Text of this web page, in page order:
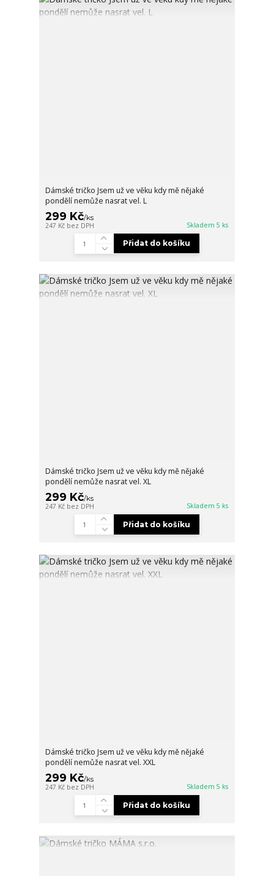
Dámské tričko Jsem už ve věku kdy mě nějaké
pondělí nemůže nasrat vel. L
299 Kč/ks
247 Kč bez DPH Skladem 5 ks
Přidat do košíku
Dámské tričko Jsem už ve věku kdy mě nějaké
pondělí nemůže nasrat vel. XL
299 Kč/ks
247 Kč bez DPH Skladem 5 ks
Přidat do košíku
Dámské tričko Jsem už ve věku kdy mě nějaké
pondělí nemůže nasrat vel. XXL
299 Kč/ks
247 Kč bez DPH Skladem 5 ks
Přidat do košíku